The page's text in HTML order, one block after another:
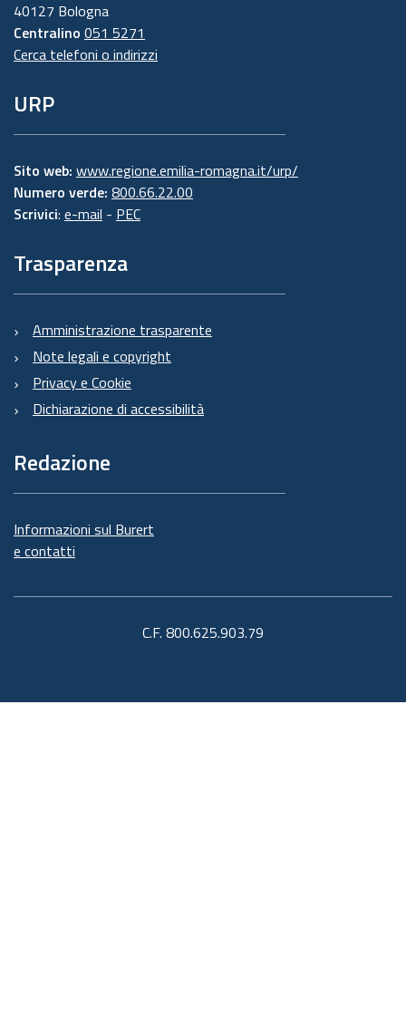
40127 Bologna
Centralino 051 5271
Cerca telefoni o indirizzi
URP
Sito web: www.regione.emilia-romagna.it/urp/
Numero verde: 800.66.22.00
Scrivici: e-mail - PEC
Trasparenza
Amministrazione trasparente
Note legali e copyright
Privacy e Cookie
Dichiarazione di accessibilità
Redazione
Informazioni sul Burert
e contatti
C.F. 800.625.903.79